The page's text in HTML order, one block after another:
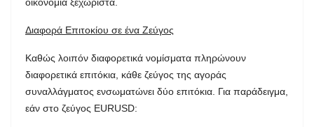
Διαφορά Επιτοκίου σε ένα Ζεύγος
Καθώς λοιπόν διαφορετικά νομίσματα πληρώνουν
διαφορετικά επιτόκια, κάθε ζεύγος της αγοράς
συναλλάγματος ενσωματώνει δύο επιτόκια. Για παράδειγμα,
εάν στο ζεύγος EURUSD: